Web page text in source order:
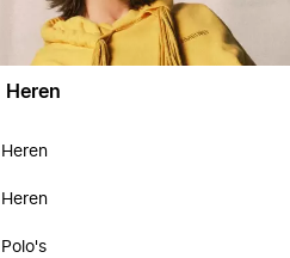
Heren
Heren
Heren
Polo's